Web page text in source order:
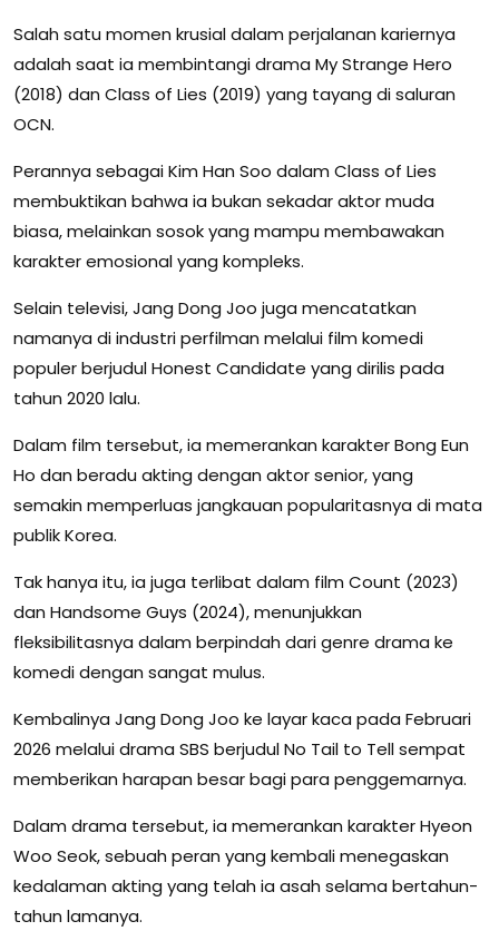
Salah satu momen krusial dalam perjalanan kariernya
adalah saat ia membintangi drama My Strange Hero
(2018) dan Class of Lies (2019) yang tayang di saluran
OCN.
Perannya sebagai Kim Han Soo dalam Class of Lies
membuktikan bahwa ia bukan sekadar aktor muda
biasa, melainkan sosok yang mampu membawakan
karakter emosional yang kompleks.
Selain televisi, Jang Dong Joo juga mencatatkan
namanya di industri perfilman melalui film komedi
populer berjudul Honest Candidate yang dirilis pada
tahun 2020 lalu.
Dalam film tersebut, ia memerankan karakter Bong Eun
Ho dan beradu akting dengan aktor senior, yang
semakin memperluas jangkauan popularitasnya di mata
publik Korea.
Tak hanya itu, ia juga terlibat dalam film Count (2023)
dan Handsome Guys (2024), menunjukkan
fleksibilitasnya dalam berpindah dari genre drama ke
komedi dengan sangat mulus.
Kembalinya Jang Dong Joo ke layar kaca pada Februari
2026 melalui drama SBS berjudul No Tail to Tell sempat
memberikan harapan besar bagi para penggemarnya.
Dalam drama tersebut, ia memerankan karakter Hyeon
Woo Seok, sebuah peran yang kembali menegaskan
kedalaman akting yang telah ia asah selama bertahun-
tahun lamanya.